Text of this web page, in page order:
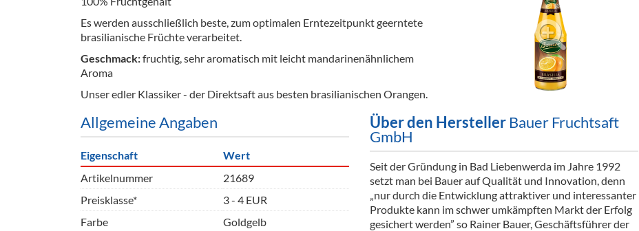
Ausschankwagen
Gläser
Kühlanhänger
Theken + Zubehör
Hygieneartikel & Desinfektion
Es werden ausschließlich beste, zum optimalen Erntezeitpunkt geerntete
brasilianische Früchte verarbeitet.
Geschmack:fruchtig, sehr aromatisch mit leicht mandarinenähnlichem
Aroma
Unser edler Klassiker - der Direktsaft aus besten brasilianischen Orangen.
Allgemeine Angaben
Eigenschaft
Wert
Artikelnummer
21689
Preisklasse*
3 - 4 EUR
Farbe
Goldgelb
Über den Hersteller Bauer Fruchtsaft
GmbH
Seit der Gründung in Bad Liebenwerda im Jahre 1992
setzt man bei Bauer auf Qualität und Innovation, denn
„nur durch die Entwicklung attraktiver und interessanter
Produkte kann im schwer umkämpften Markt der Erfolg
gesichert werden” so Rainer Bauer, Geschäftsführer der